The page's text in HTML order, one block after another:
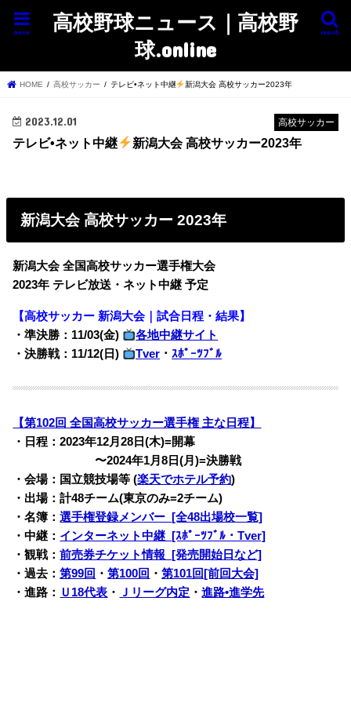
高校野球ニュース｜高校野
球.online
search
menu
HOME 高校サッカー テレビ•ネット中継 新潟大会 高校サッカー2023年
高校サッカー
2023.12.01
テレビ•ネット中継 新潟大会 高校サッカー2023年
新潟大会 高校サッカー 2023年
新潟大会 全国高校サッカー選手権大会
2023年 テレビ放送・ネット中継 予定
【高校サッカー 新潟大会｜試合日程・結果】
・準決勝：11/03(金)
各地中継サイト
・決勝戦：11/12(日)
Tver ・ｽﾎﾟｰﾂﾌﾞﾙ
【第102回 全国高校サッカー選手権 主な日程】
・日程：2023年12月28日(木)=開幕
・・・・・・・〜2024年1月8日(月)=決勝戦
・会場：国立競技場等 (楽天でホテル予約)
・出場：計48チーム(東京のみ=2チーム)
・名簿：選手権登録メンバー [全48出場校一覧]
・中継： インターネット中継 [ｽﾎﾟｰﾂﾌﾞﾙ・Tver]
・観戦：前売券チケット情報 [発売開始日など]
・過去：第99回 ・第100回 ・第101回[前回大会]
・進路：
Ｕ18代表 ・ Ｊリーグ内定 ・進路•進学先